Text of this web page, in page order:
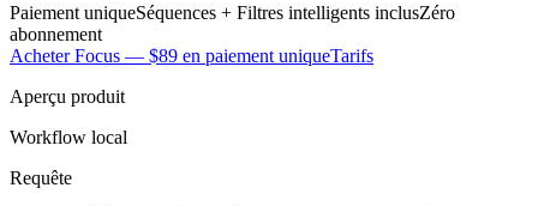
Paiement uniqueSéquences + Filtres intelligents inclusZéro
abonnement
Acheter Focus — $89 en paiement uniqueTarifs
Aperçu produit
Workflow local
Requête